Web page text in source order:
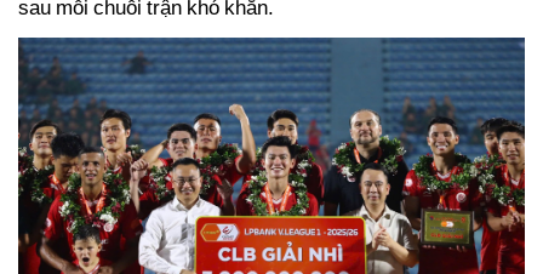
sau mỗi chuỗi trận khó khăn.